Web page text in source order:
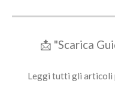
📩 "Scarica
Leggi tutti gli articoli